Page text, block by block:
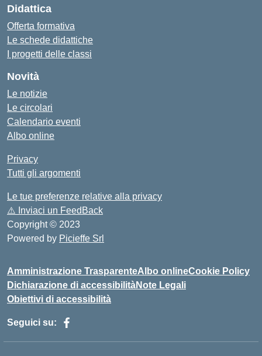
Didattica
Offerta formativa
Le schede didattiche
I progetti delle classi
Novità
Le notizie
Le circolari
Calendario eventi
Albo online
Privacy
Tutti gli argomenti
Le tue preferenze relative alla privacy
⚠️ Inviaci un FeedBack
Copyright © 2023
Powered by Picieffe Srl
Amministrazione TrasparenteAlbo onlineCookie Policy
Dichiarazione di accessibilitàNote Legali
Obiettivi di accessibilità
Seguici su: